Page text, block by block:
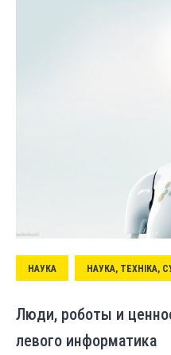
НАУКА НАУКА, ТЕХНІКА,
Люди, роботы и
левого информатика